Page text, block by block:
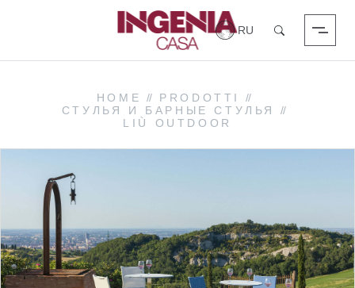
Поиск
Вход в систему
HOME // PRODOTTI
//
СТУЛЬЯ И БАРНЫЕ СТУЛЬЯ
//
LIÙ OUTDOOR